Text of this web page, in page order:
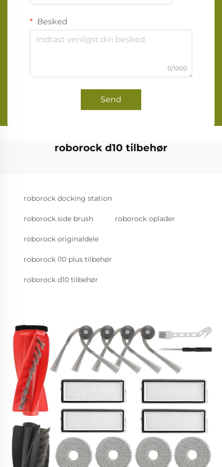
Besked
0/1000
Send
roborock d10 tilbehør
roborock docking station
roborock side brush roborock oplader
roborock originaldele
roborock l10 plus tilbehør
roborock d10 tilbehør